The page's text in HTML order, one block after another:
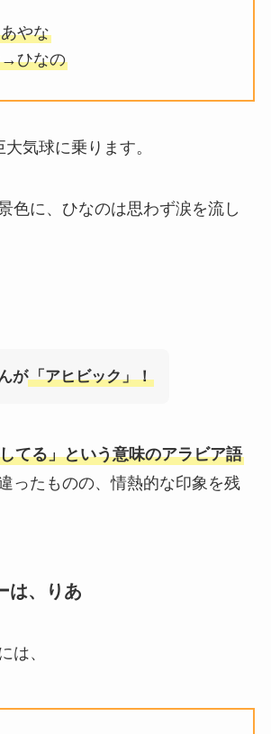
やな
→ひなの
気球に乗ります。
色に、ひなのは思わず涙を流し
が「アヒビック」！
てる」という意味のアラビア語
ったものの、情熱的な印象を残
は、りあ
は、